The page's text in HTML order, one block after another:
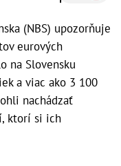
(NBS) upozorňuje
eurových
na Slovensku
a viac ako 3 100
nachádzať
ktorí si ich